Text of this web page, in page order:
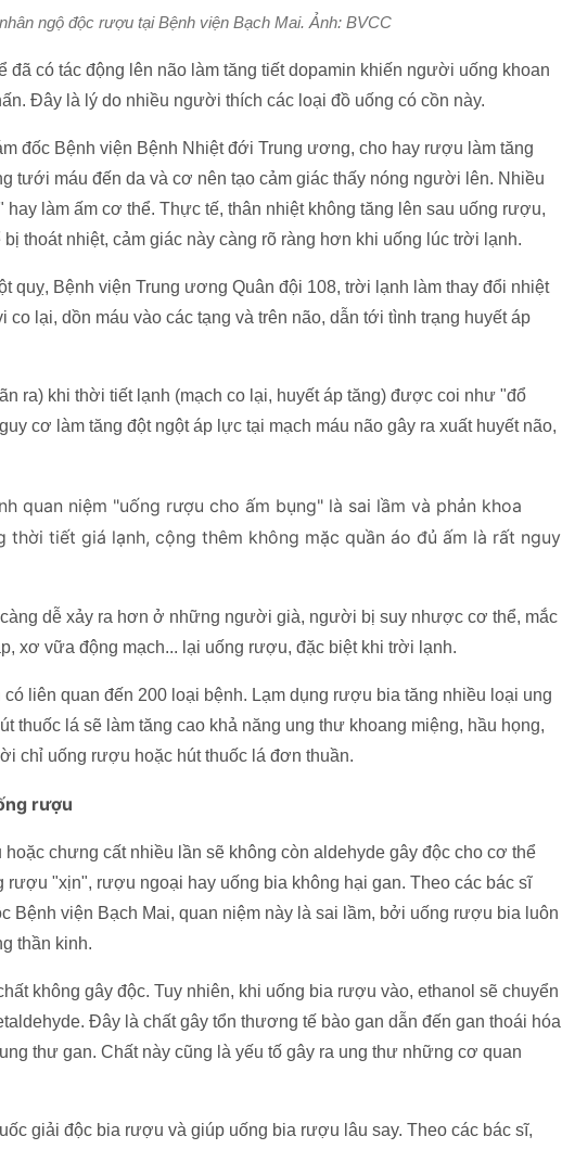
ngộ độc rượu tại Bệnh viện Bạch Mai. Ảnh: BVCC
đã có tác động lên não làm tăng tiết dopamin khiến người uống khoan
Đây là lý do nhiều người thích các loại đồ uống có cồn này.
đốc Bệnh viện Bệnh Nhiệt đới Trung ương, cho hay rượu làm tăng
tưới máu đến da và cơ nên tạo cảm giác thấy nóng người lên. Nhiều
làm ấm cơ thể. Thực tế, thân nhiệt không tăng lên sau uống rượu,
thoát nhiệt, cảm giác này càng rõ ràng hơn khi uống lúc trời lạnh.
quỵ, Bệnh viện Trung ương Quân đội 108, trời lạnh làm thay đổi nhiệt
co lại, dồn máu vào các tạng và trên não, dẫn tới tình trạng huyết áp
ra) khi thời tiết lạnh (mạch co lại, huyết áp tăng) được coi như "đổ
cơ làm tăng đột ngột áp lực tại mạch máu não gây ra xuất huyết não,
quan niệm "uống rượu cho ấm bụng" là sai lầm và phản khoa
thời tiết giá lạnh, cộng thêm không mặc quần áo đủ ấm là rất nguy
dễ xảy ra hơn ở những người già, người bị suy nhược cơ thể, mắc
xơ vữa động mạch... lại uống rượu, đặc biệt khi trời lạnh.
liên quan đến 200 loại bệnh. Lạm dụng rượu bia tăng nhiều loại ung
thuốc lá sẽ làm tăng cao khả năng ung thư khoang miệng, hầu họng,
chỉ uống rượu hoặc hút thuốc lá đơn thuần.
rượu
chưng cất nhiều lần sẽ không còn aldehyde gây độc cho cơ thể
rượu "xịn", rượu ngoại hay uống bia không hại gan. Theo các bác sĩ
Bệnh viện Bạch Mai, quan niệm này là sai lầm, bởi uống rượu bia luôn
thần kinh.
không gây độc. Tuy nhiên, khi uống bia rượu vào, ethanol sẽ chuyển
Đây là chất gây tổn thương tế bào gan dẫn đến gan thoái hóa
thư gan. Chất này cũng là yếu tố gây ra ung thư những cơ quan
giải độc bia rượu và giúp uống bia rượu lâu say. Theo các bác sĩ,